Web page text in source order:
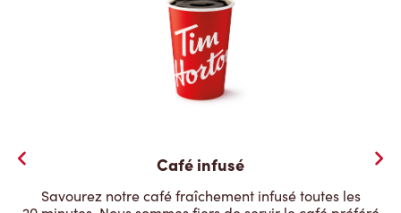
Café infusé
Savourez notre café fraîchement infusé toutes les